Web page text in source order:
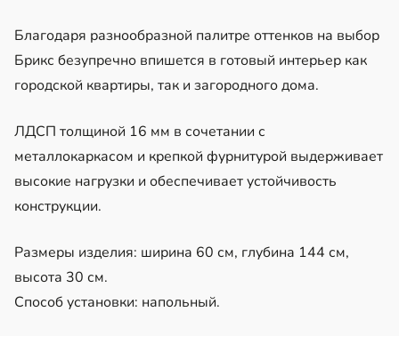
Благодаря разнообразной палитре оттенков на выбор
Брикс безупречно впишется в готовый интерьер как
городской квартиры, так и загородного дома.
ЛДСП толщиной 16 мм в сочетании с
металлокаркасом и крепкой фурнитурой выдерживает
высокие нагрузки и обеспечивает устойчивость
конструкции.
Размеры изделия: ширина 60 см, глубина 144 см,
высота 30 см.
Способ установки: напольный.